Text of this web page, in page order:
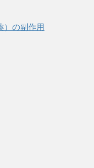
）の副作用